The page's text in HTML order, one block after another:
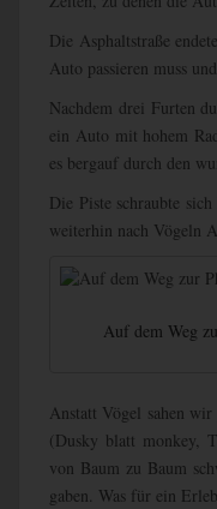
Die Asphaltstraße
Auto passieren muss
Nachdem drei Furten
ein Auto mit hohem
es bergauf durch den
Die Piste schraubte
weiterhin nach Vögeln
Auf dem Weg
Anstatt Vögel sahen
(Dusky blatt monkey,
von Baum zu Baum
gaben. Was für ein